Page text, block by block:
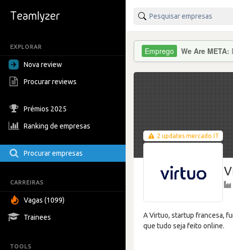
EXPLORAR
Nova review
Procurar reviews
Prémios 2025
Ranking de empresas
Procurar empresas
CARREIRAS
Vagas (1099)
Trainees
TOOLS
We Are META:
2 updates mercado IT
A Virtuo, startup francesa,
que tudo seja feito online.